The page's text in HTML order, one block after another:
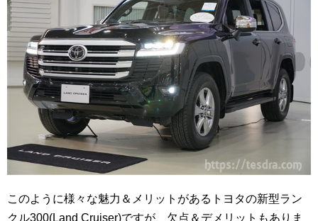
このように様々な魅力＆メリットがあるトヨタの新型ラン
クル300(Land Cruiser)ですが、欠点＆デメリットもありま